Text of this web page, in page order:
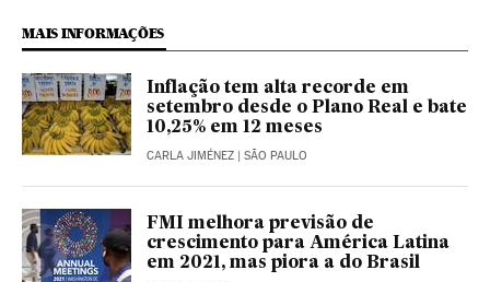
MAIS INFORMAÇÕES
Inflação tem alta recorde em
setembro desde o Plano Real e bate
10,25% em 12 meses
CARLA JIMÉNEZ | SÃO PAULO
FMI melhora previsão de
crescimento para América Latina
em 2021, mas piora a do Brasil